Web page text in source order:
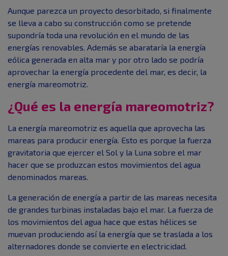
Aunque parezca un proyecto desorbitado, si finalmente
se lleva a cabo su construcción como se pretende
supondría toda una revolución en el mundo de las
energías renovables. Además se abarataría la energía
eólica generada en alta mar y por otro lado se podría
aprovechar la energía procedente del mar, es decir, la
energía mareomotriz.
¿Qué es la energía mareomotriz?
La energía mareomotriz es aquella que aprovecha las
mareas para producir energía. Esto es porque la fuerza
gravitatoria que ejercer el Sol y la Luna sobre el mar
hacer que se produzcan estos movimientos del agua
denominados mareas.
La generación de energía a partir de las mareas necesita
de grandes turbinas instaladas bajo el mar. La fuerza de
los movimientos del agua hace que estas hélices se
muevan produciendo así la energía que se traslada a los
alternadores donde se convierte en electricidad.